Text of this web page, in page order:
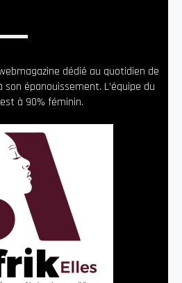
dédié au quotidien de
épanouissement. L’équipe du
à 90% féminin.